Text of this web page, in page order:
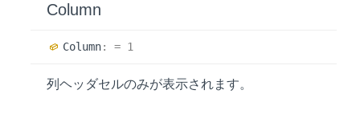
Column
Column: = 1
列ヘッダセルのみが表示されます。